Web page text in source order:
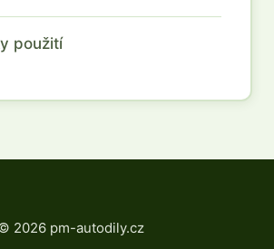
použití
2026 pm-autodily.cz